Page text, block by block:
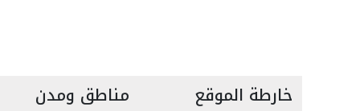
خارطة الموقع مناطق ومدن